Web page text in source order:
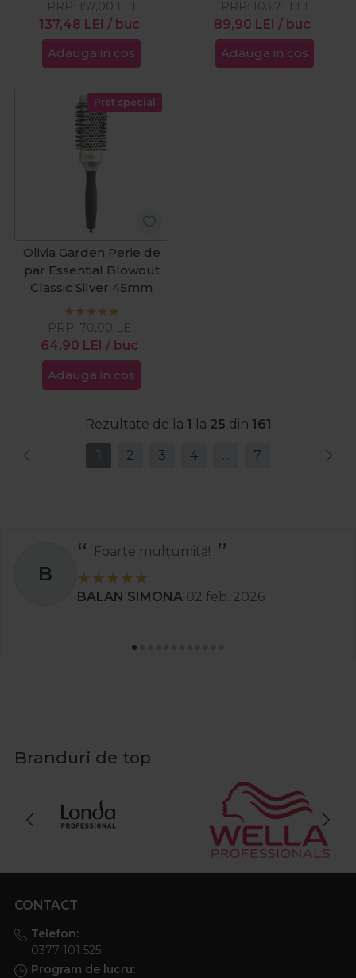
137,48 LEI / buc
PRP: 157,00 LEI
Adauga in cos
89,90 LEI / buc
PRP: 103,71 LEI
Adauga in cos
Pret special
Olivia Garden Perie de
par Essential Blowout
Classic Silver 45mm
64,90 LEI / buc
PRP: 70,00 LEI
Adauga in cos
Rezultate de la 1 la 25 din 161
1 2 3 4 ... 7
S
Recomand
Stanciu Aura Andreea 02 apr. 2025
Branduri de top
CONTACT
Telefon:
0377 101 525
Program de lucru: